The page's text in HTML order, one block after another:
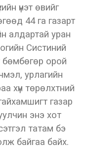
үнэт өвийг
44 га газарт
алдартай уран
Систиний
бөмбөгөр орой
урлагийн
хүн төрөлхтний
газар
энэ хот
татам бэ
байгаа байх.